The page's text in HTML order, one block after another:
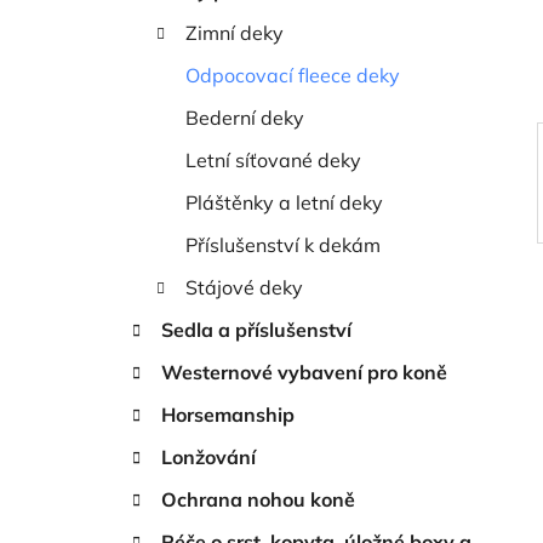
Zimní deky
Odpocovací fleece deky
Bederní deky
Letní síťované deky
Pláštěnky a letní deky
Příslušenství k dekám
Stájové deky
Sedla a příslušenství
Westernové vybavení pro koně
Horsemanship
Lonžování
Ochrana nohou koně